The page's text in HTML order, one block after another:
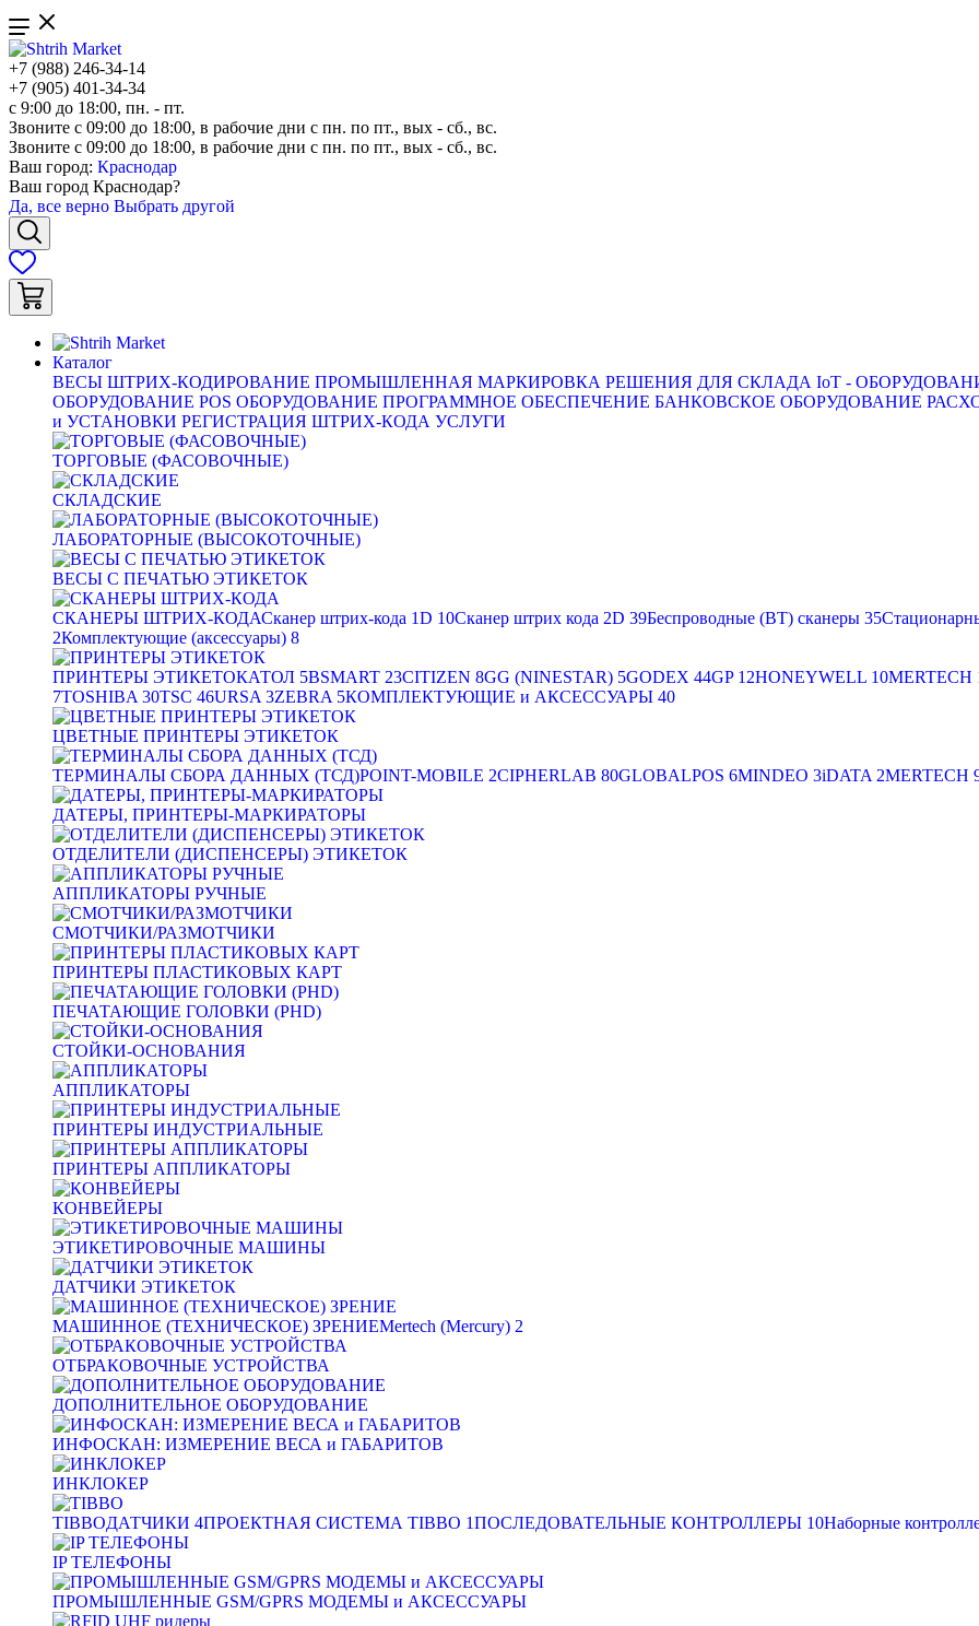
+7 (988) 246-34-14
+7 (905) 401-34-34
с 9:00 до 18:00, пн. - пт.
Звоните с 09:00 до 18:00, в рабочие дни с пн. по пт., вых - сб., вс.
Звоните с 09:00 до 18:00, в рабочие дни с пн. по пт., вых - сб., вс.
Ваш город: Краснодар
Ваш город Краснодар?
Да, все верно Выбрать другой
Каталог
ВЕСЫ ШТРИХ-КОДИРОВАНИЕ ПРОМЫШЛЕННАЯ МАРКИРОВКА РЕШЕНИЯ ДЛЯ СКЛАДА IoT -
ОБОРУДОВАНИЕ POS ОБОРУДОВАНИЕ ПРОГРАММНОЕ ОБЕСПЕЧЕНИЕ БАНКОВСКОЕ ОБОРУДОВАНИЕ
и УСТАНОВКИ РЕГИСТРАЦИЯ ШТРИХ-КОДА УСЛУГИ
ТОРГОВЫЕ (ФАСОВОЧНЫЕ)
СКЛАДСКИЕ
ЛАБОРАТОРНЫЕ (ВЫСОКОТОЧНЫЕ)
ВЕСЫ С ПЕЧАТЬЮ ЭТИКЕТОК
СКАНЕРЫ ШТРИХ-КОДАСканер штрих-кода 1D 10Сканер штрих кода 2D 39Беспроводные (BT) сканеры 35
2Комплектующие (аксессуары) 8
ПРИНТЕРЫ ЭТИКЕТОКАТОЛ 5BSMART 23CITIZEN 8GG (NINESTAR) 5GODEX 44GP12HONEYWELL 10MERTECH
7TOSHIBA 30TSC 46URSA 3ZEBRA 5КОМПЛЕКТУЮЩИЕ и АКСЕССУАРЫ 40
ЦВЕТНЫЕ ПРИНТЕРЫ ЭТИКЕТОК
ТЕРМИНАЛЫ СБОРА ДАННЫХ (ТСД)POINT-MOBILE 2CIPHERLAB 80GLOBALPOS 6MINDEO 3iDATA 2MERTECH
ДАТЕРЫ, ПРИНТЕРЫ-МАРКИРАТОРЫ
ОТДЕЛИТЕЛИ (ДИСПЕНСЕРЫ) ЭТИКЕТОК
АППЛИКАТОРЫ РУЧНЫЕ
СМОТЧИКИ/РАЗМОТЧИКИ
ПРИНТЕРЫ ПЛАСТИКОВЫХ КАРТ
ПЕЧАТАЮЩИЕ ГОЛОВКИ (PHD)
СТОЙКИ-ОСНОВАНИЯ
АППЛИКАТОРЫ
ПРИНТЕРЫ ИНДУСТРИАЛЬНЫЕ
ПРИНТЕРЫ АППЛИКАТОРЫ
КОНВЕЙЕРЫ
ЭТИКЕТИРОВОЧНЫЕ МАШИНЫ
ДАТЧИКИ ЭТИКЕТОК
МАШИННОЕ (ТЕХНИЧЕСКОЕ) ЗРЕНИЕMertech (Mercury) 2
ОТБРАКОВОЧНЫЕ УСТРОЙСТВА
ДОПОЛНИТЕЛЬНОЕ ОБОРУДОВАНИЕ
ИНФОСКАН: ИЗМЕРЕНИЕ ВЕСА и ГАБАРИТОВ
ИНКЛОКЕР
TIBBOДАТЧИКИ 4ПРОЕКТНАЯ СИСТЕМА TIBBO 1ПОСЛЕДОВАТЕЛЬНЫЕ КОНТРОЛЛЕРЫ 10Наборные
IP ТЕЛЕФОНЫ
ПРОМЫШЛЕННЫЕ GSM/GPRS МОДЕМЫ и АКСЕССУАРЫ